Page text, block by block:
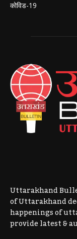
कोविड-19
Uttarakhand
of Uttarakhand
happenings of
provide latest &